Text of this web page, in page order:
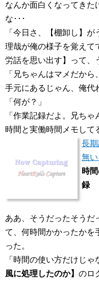
なんか面白くなってきた
な･･･
「今日さ、【棚卸し】
理哉が俺の様子を覚えて
労話を思い出す】って、
「兄ちゃんはマメだから
手元にあるじゃん、俺代
「何が？」
「作業記録だよ。兄ち
時間と実働時間メモして
長
無
時
録
ああ、そうだったそうだ
て、何時間かかったかを
った。
「時間の使い方だけじゃ
風に処理したのか】 のロ